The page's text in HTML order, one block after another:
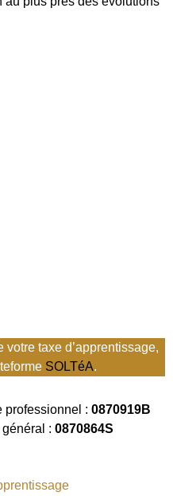
taxe d’apprentissage,
SOLTéA.
: 0870919B
: 0870864S